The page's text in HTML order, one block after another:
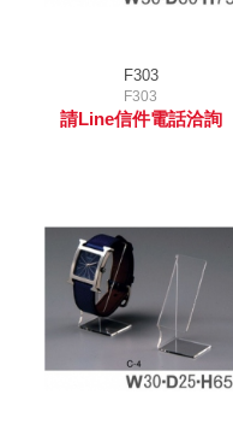
F303
F303
請Line信件電話洽詢